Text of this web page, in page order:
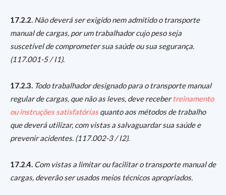
17.2.2. Não deverá ser exigido nem admitido o transporte
manual de cargas, por um trabalhador cujo peso seja
suscetível de comprometer sua saúde ou sua segurança.
(117.001-5 / I1).
17.2.3. Todo trabalhador designado para o transporte manual
regular de cargas, que não as leves, deve recebertreinamento
ou instruções satisfatóriasquanto aos métodos de trabalho
que deverá utilizar, com vistas a salvaguardar sua saúde e
prevenir acidentes. (117.002-3 / I2).
17.2.4. Com vistas a limitar ou facilitar o transporte manual de
cargas, deverão ser usados meios técnicos apropriados.